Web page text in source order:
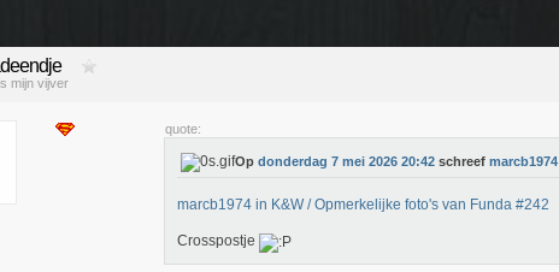
mijn vijver
quote:
Op donderdag 7 mei 2026 20:42 schreef marcb1974
marcb1974 in K&W / Opmerkelijke foto's van Funda #242
Crosspostje